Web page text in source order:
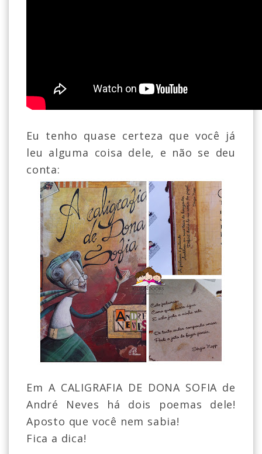
Eu tenho quase certeza que você já
leu alguma coisa dele, e não se deu
conta:
Em A CALIGRAFIA DE DONA SOFIA de
André Neves há dois poemas dele!
Aposto que você nem sabia!
Fica a dica!